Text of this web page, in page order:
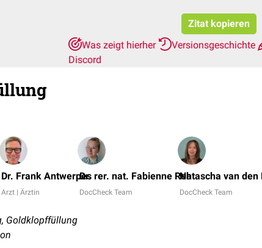
Zitat kopieren
Was zeigt hierher
Versionsgeschichte
Discord
Dr. Frank Antwerpes
Arzt | Ärztin
Dr. rer. nat. Fabienne Reh
DocCheck Team
Natascha van den
DocCheck Team
Goldklopffüllung